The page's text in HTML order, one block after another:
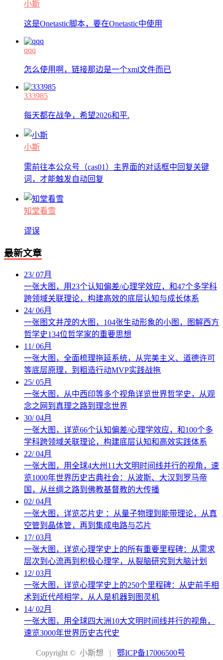
小斯
这是Onetastic脚本，要在Onetastic中使用
qqq
怎么使用啊，链接那边是一个xml文件而已
333985
每天都在战争，希望2026和平.
小斯
需前往本公众号（cas01）主界面的对话框中回复关键
词，才能触发自动回复
知堂看雪
谬误
最新文章
23/07月
一张大图，用23个认知偏差/心理学效应，和47个多学科
跨领域关联理论，构建高效的底层认知与成长体系
24/06月
一张图文并茂的大图，104张生动形象的小图，图解西方
哲学史134位哲学家的重要思想
11/06月
一张大图，全面梳理拖延系统，从完美主义、道德许可
等底层原理，到粗造行动MVP实践战拖
25/05月
一张大图，从中西印等多个视角详览世界哲学史，从观
念之网到真理之路到理念世界
30/04月
一张大图，详览66个认知偏差/心理学效应，和100个多
学科跨领域关联理论，构建底层认知和高效实践体系
22/04月
一张大图，用全球4大州11大文明时间线并行的视角，速
览1000年世界历史古典社会：从波斯、大汉到罗马帝
国，从丝绸之路到佛教基督教的大传播
02/04月
一张大图，详览芯片史 ：从量子物理到能带理论，从真
空管到晶体管，再到集成电路与芯片
17/03月
一张大图，详览心理学史上的所有重要里程碑：从需求
层次到心流再到积极心理学，从裂脑研究到大脑计划
12/03月
一张大图，详览心理学史上的250个里程碑：从史前手相
术到近代颅相学，从人是机器到图灵机
14/02月
一张大图，用全球四大洲10大文明时间线并行的视角，
速览3000年世界历史古代史
Copyright © 小斯想 | 鄂ICP备17006500号